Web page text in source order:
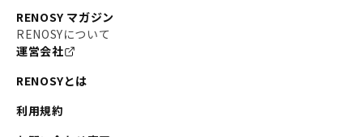
RENOSY マガジン
RENOSYについて
運営会社
RENOSYとは
利用規約